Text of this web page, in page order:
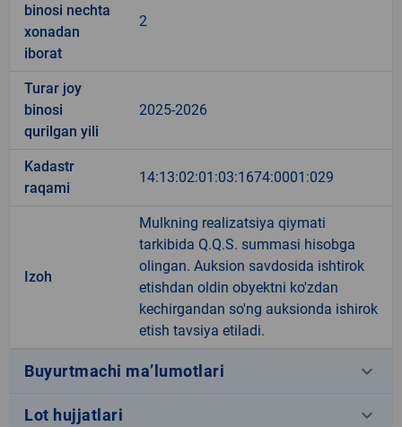
binosi nechta
xonadan
iborat
2
Turar joy
binosi
qurilgan yili
2025-2026
Kadastr
raqami
14:13:02:01:03:1674:0001:029
Izoh
Mulkning realizatsiya qiymati
tarkibida Q.Q.S. summasi hisobga
olingan. Auksion savdosida ishtirok
etishdan oldin obyektni ko'zdan
kechirgandan so'ng auksionda ishirok
etish tavsiya etiladi.
Buyurtmachi ma’lumotlari keyboard_arrow_down
Lot hujjatlari keyboard_arrow_down